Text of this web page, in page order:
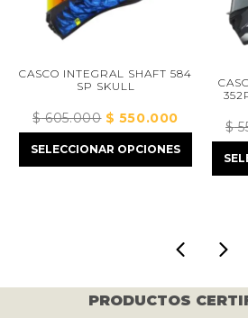
CASCO INTEGRAL SHAFT 584
SP SKULL
$605.000El
precio
original
$550.000El
precio
actual
SELECCIONAR OPCIONES
$
PRODUCTOS